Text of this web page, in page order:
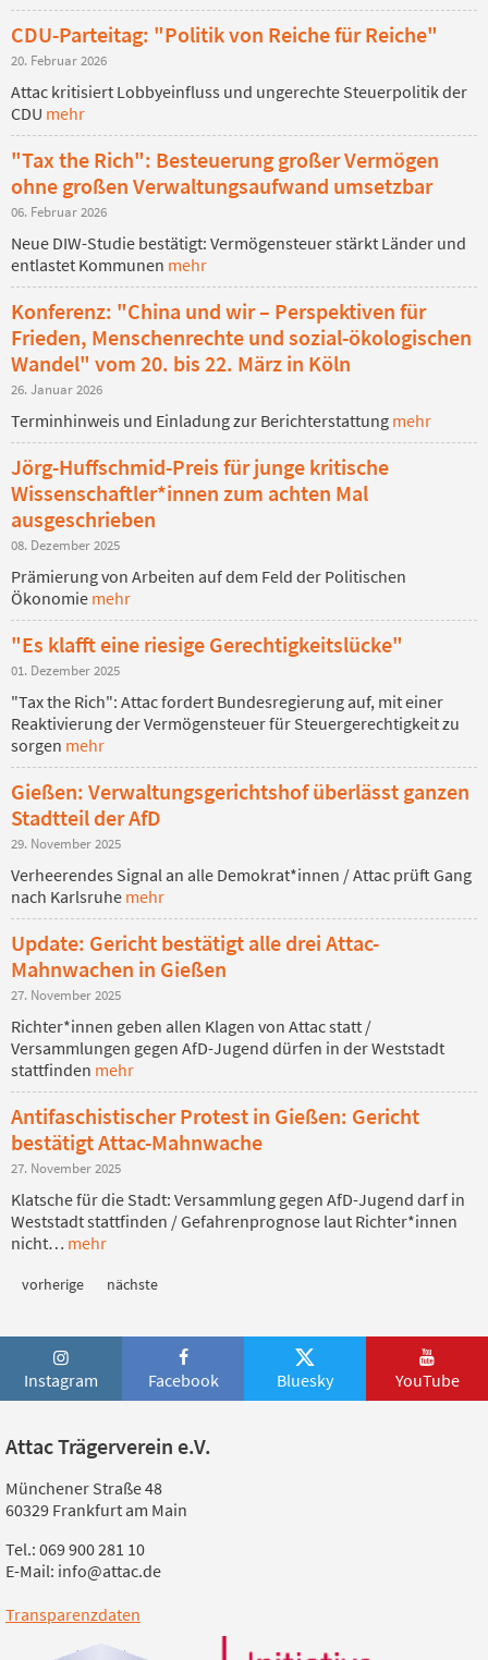
CDU-Parteitag: "Politik von Reiche für Reiche"
20. Februar 2026
Attac kritisiert Lobbyeinfluss und ungerechte Steuerpolitik der
CDU mehr
"Tax the Rich": Besteuerung großer Vermögen
ohne großen Verwaltungsaufwand umsetzbar
06. Februar 2026
Neue DIW-Studie bestätigt: Vermögensteuer stärkt Länder und
entlastet Kommunen mehr
Konferenz: "China und wir – Perspektiven für
Frieden, Menschenrechte und sozial-ökologischen
Wandel" vom 20. bis 22. März in Köln
26. Januar 2026
Terminhinweis und Einladung zur Berichterstattung mehr
Jörg-Huffschmid-Preis für junge kritische
Wissenschaftler*innen zum achten Mal
ausgeschrieben
08. Dezember 2025
Prämierung von Arbeiten auf dem Feld der Politischen
Ökonomie mehr
"Es klafft eine riesige Gerechtigkeitslücke"
01. Dezember 2025
"Tax the Rich": Attac fordert Bundesregierung auf, mit einer
Reaktivierung der Vermögensteuer für Steuergerechtigkeit zu
sorgen mehr
Gießen: Verwaltungsgerichtshof überlässt ganzen
Stadtteil der AfD
29. November 2025
Verheerendes Signal an alle Demokrat*innen / Attac prüft Gang
nach Karlsruhe mehr
Update: Gericht bestätigt alle drei Attac-
Mahnwachen in Gießen
27. November 2025
Richter*innen geben allen Klagen von Attac statt /
Versammlungen gegen AfD-Jugend dürfen in der Weststadt
stattfinden mehr
Antifaschistischer Protest in Gießen: Gericht
bestätigt Attac-Mahnwache
27. November 2025
Klatsche für die Stadt: Versammlung gegen AfD-Jugend darf in
Weststadt stattfinden / Gefahrenprognose laut Richter*innen
nicht… mehr
vorherige nächste
Instagram Facebook Bluesky YouTube
Attac Trägerverein e.V.
Münchener Straße 48
60329 Frankfurt am Main
Tel.: 069 900 281 10
E-Mail: info@attac.de
Transparenzdaten